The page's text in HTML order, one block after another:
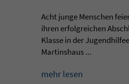
Acht junge Menschen
ihren erfolgreichen
Klasse in der
Martinshaus ...
mehr lesen